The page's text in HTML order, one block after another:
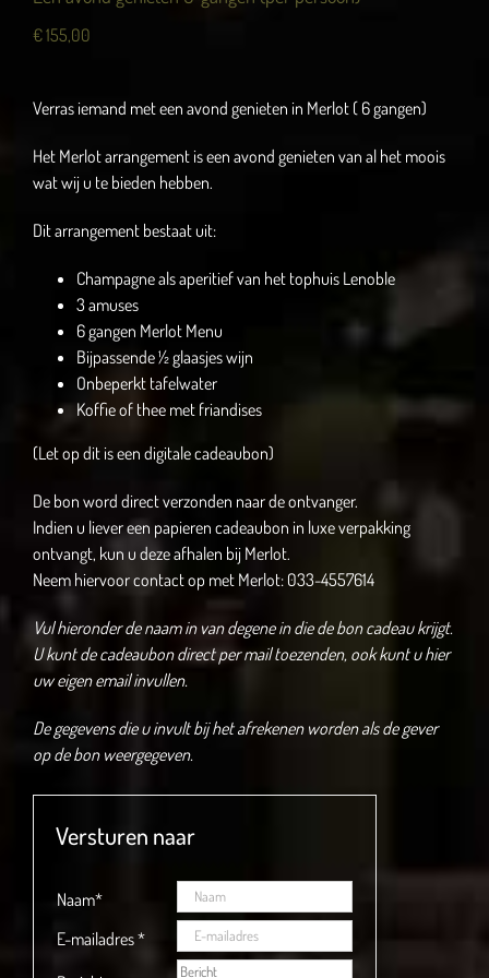
€155,00
Verras iemand met een avond genieten in Merlot ( 6 gangen)
Het Merlot arrangement is een avond genieten van al het moois
wat wij u te bieden hebben.
Dit arrangement bestaat uit:
Champagne als aperitief van het tophuis Lenoble
3 amuses
6 gangen Merlot Menu
Bijpassende ½ glaasjes wijn
Onbeperkt tafelwater
Koffie of thee met friandises
(Let op dit is een digitale cadeaubon)
De bon word direct verzonden naar de ontvanger.
Indien u liever een papieren cadeaubon in luxe verpakking
ontvangt, kun u deze afhalen bij Merlot.
Neem hiervoor contact op met Merlot: 033-4557614
Vul hieronder de naam in van degene in die de bon cadeau krijgt.
U kunt de cadeaubon direct per mail toezenden, ook kunt u hier
uw eigen email invullen.
De gegevens die u invult bij het afrekenen worden als de gever
op de bon weergegeven.
Versturen naar
Naam*
E-mailadres*